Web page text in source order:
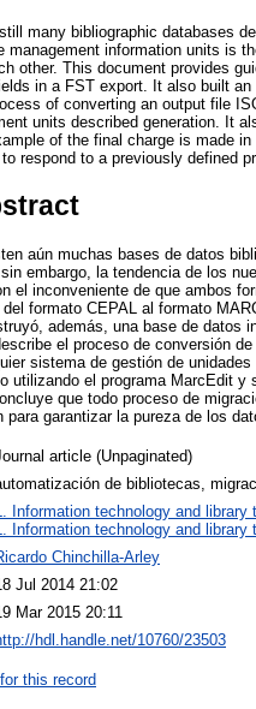
many bibliographic databases
management information units is
other. This document provides
in a FST export. It also built
of converting an output file
units described generation. It
of the final charge is made
respond to a previously defined
aún muchas bases de datos
embargo, la tendencia de los
el inconveniente de que ambos
formato CEPAL al formato
además, una base de datos
el proceso de conversión
sistema de gestión de
utilizando el programa MarcEdit
que todo proceso de
para garantizar la pureza de los
article (Unpaginated)
de bibliotecas,
L. Information technology and library
L. Information technology and library
Chinchilla-Arley
Jul 2014 21:02
Mar 2015 20:11
hdl.handle.net/10760/23503
this record